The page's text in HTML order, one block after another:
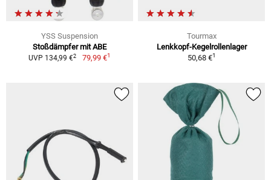
YSS Suspension
Stoßdämpfer mit ABE
UVP 134,99 €2 79,99 €1
Tourmax
Lenkkopf-Kegelrollenlager
50,68 €1